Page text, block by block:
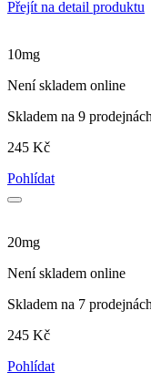
Přejít na detail produktu
10mg
Není skladem online
Skladem na 9 prodejnách
245 Kč
Pohlídat
20mg
Není skladem online
Skladem na 7 prodejnách
245 Kč
Pohlídat